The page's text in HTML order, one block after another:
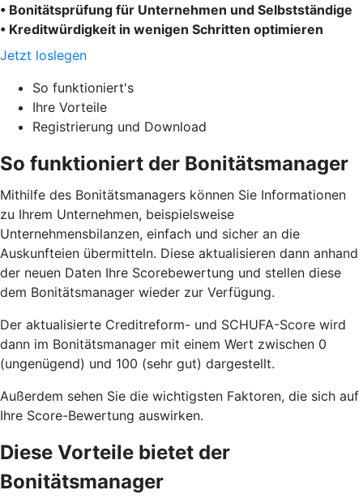
• Bonitätsprüfung für Unternehmen und Selbstständige
• Kreditwürdigkeit in wenigen Schritten optimieren
Jetzt loslegen
So funktioniert's
Ihre Vorteile
Registrierung und Download
So funktioniert der Bonitätsmanager
Mithilfe des Bonitätsmanagers können Sie Informationen
zu Ihrem Unternehmen, beispielsweise
Unternehmensbilanzen, einfach und sicher an die
Auskunfteien übermitteln. Diese aktualisieren dann anhand
der neuen Daten Ihre Scorebewertung und stellen diese
dem Bonitätsmanager wieder zur Verfügung.
Der aktualisierte Creditreform- und SCHUFA-Score wird
dann im Bonitätsmanager mit einem Wert zwischen 0
(ungenügend) und 100 (sehr gut) dargestellt.
Außerdem sehen Sie die wichtigsten Faktoren, die sich auf
Ihre Score-Bewertung auswirken.
Diese Vorteile bietet der
Bonitätsmanager